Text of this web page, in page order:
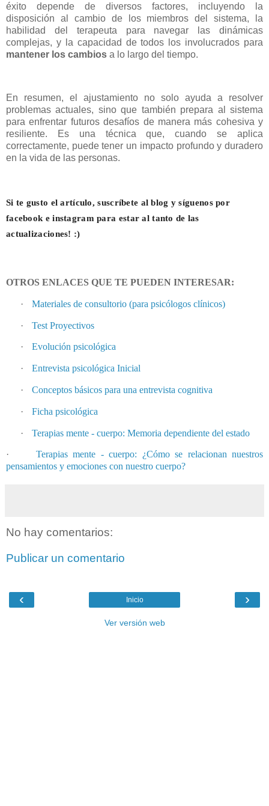
éxito depende de diversos factores, incluyendo la
disposición al cambio de los miembros del sistema, la
habilidad del terapeuta para navegar las dinámicas
complejas, y la capacidad de todos los involucrados para
mantener los cambios a lo largo del tiempo.
En resumen, el ajustamiento no solo ayuda a resolver
problemas actuales, sino que también prepara al sistema
para enfrentar futuros desafíos de manera más cohesiva y
resiliente. Es una técnica que, cuando se aplica
correctamente, puede tener un impacto profundo y duradero
en la vida de las personas.
Si te gusto el artículo, suscríbete al blog y síguenos por
facebook e instagram para estar al tanto de las
actualizaciones! :)
OTROS ENLACES QUE TE PUEDEN INTERESAR:
· Materiales de consultorio (para psicólogos clínicos)
· Test Proyectivos
· Evolución psicológica
· Entrevista psicológica Inicial
· Conceptos básicos para una entrevista cognitiva
· Ficha psicológica
· Terapias mente - cuerpo: Memoria dependiente del estado
·
Terapias mente - cuerpo: ¿Cómo se relacionan nuestros
pensamientos y emociones con nuestro cuerpo?
No hay comentarios:
Publicar un comentario
‹ ›
Inicio
Ver versión web